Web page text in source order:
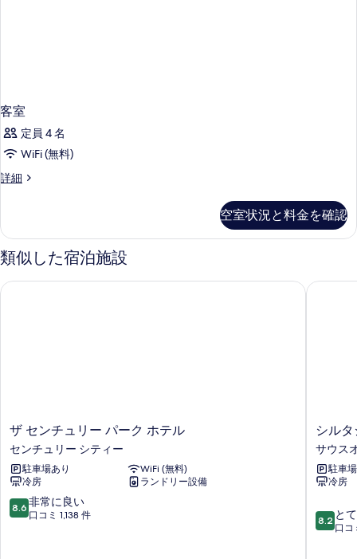
客室
定員 4 名
WiFi (無料)
詳細
客
細
空室状況と料金を確認
類似した宿泊施設
ザ
セ
ン
チ
ュ
リ
ー
ザ センチュリー パーク ホテル
センチュリー シティー
駐車場あり
WiFi (無料)
冷房
ランドリー設備
10
段
8.6 非常に良い
口コミ 1,138 件
ザ センチュリー パーク ホテル
シ
ル
タ
ジ
-
バ
リ
シル
サウス
駐車
冷房
10
段
8.2 と
口コ
シルタ